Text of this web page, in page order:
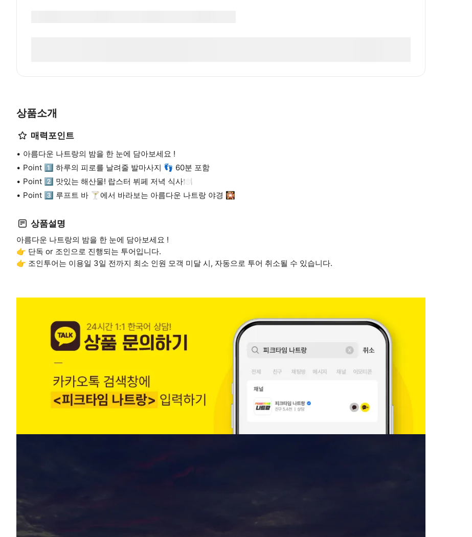
상품소개
매력포인트
아름다운 나트랑의 밤을 한 눈에 담아보세요 !
Point 1️⃣ 하루의 피로를 날려줄 발마사지 👣 60분 포함
Point 2️⃣ 맛있는 해산물! 랍스터 뷔페 저녁 식사🍽️
Point 3️⃣ 루프트 바 🍸에서 바라보는 아름다운 나트랑 야경 🎇
상품설명
아름다운 나트랑의 밤을 한 눈에 담아보세요 !
👉 단독 or 조인으로 진행되는 투어입니다.
👉 조인투어는 이용일 3일 전까지 최소 인원 모객 미달 시, 자동으로 투어 취소될 수 있습니다.